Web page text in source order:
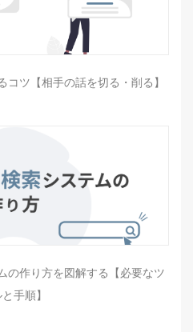
ツ【相手の話を切る・削る】
の作り方を図解する【必要なツ
手順】